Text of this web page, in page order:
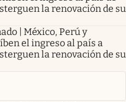
la renovación de su
| México, Perú y
el ingreso al país a
la renovación de su